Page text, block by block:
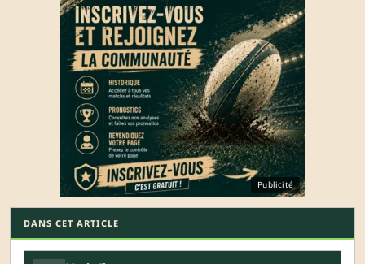
Publicité
DANS CET ARTICLE